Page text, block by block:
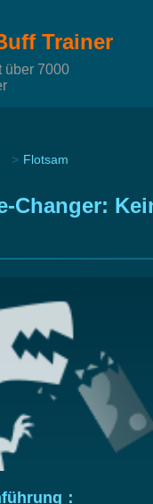
Trainer
über 7000
Flotsam
Changer:
：